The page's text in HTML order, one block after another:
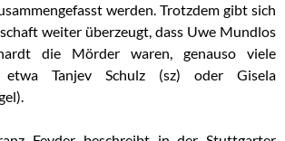
werden. Trotzdem gibt sich
weiter überzeugt, dass Uwe Mundlos
die Mörder waren, genauso viele
etwa Tanjev Schulz (sz) oder Gisela